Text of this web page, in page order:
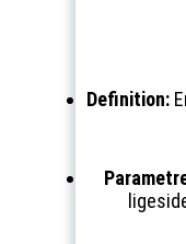
Definition: